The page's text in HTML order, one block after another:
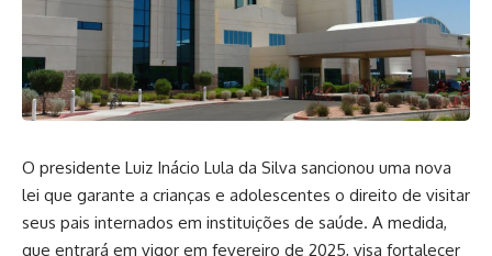
O presidente Luiz Inácio Lula da Silva sancionou uma nova
lei que garante a crianças e adolescentes o direito de visitar
seus pais internados em instituições de saúde. A medida,
que entrará em vigor em fevereiro de 2025, visa fortalecer